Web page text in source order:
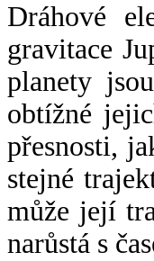
Dráhové
gravitace
planety
obtížné
přesnosti,
stejné
může její
narůstá s